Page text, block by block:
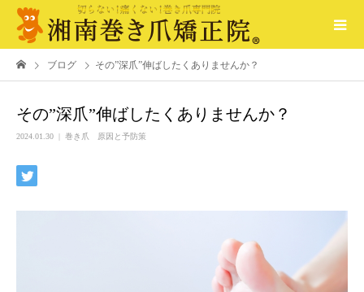
ブログ その”深爪”伸ばしたくありませんか？
その”深爪”伸ばしたくありませんか？
2024.01.30 巻き爪 原因と予防策